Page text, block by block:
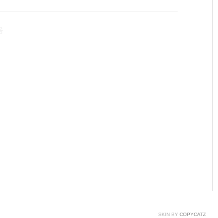
다운 받고, 라이브러리를 추가하는 방법은 아래 링크를
SKIN BY COPYCATZ